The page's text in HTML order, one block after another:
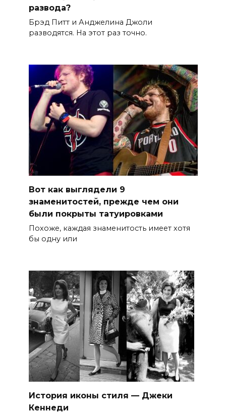
развода?
Брэд Питт и Анджелина Джоли
разводятся. На этот раз точно.
Вот как выглядели 9
знаменитостей, прежде чем они
были покрыты татуировками
Похоже, каждая знаменитость имеет хотя
бы одну или
История иконы стиля — Джеки
Кеннеди